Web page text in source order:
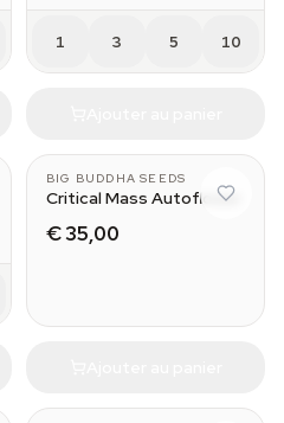
1 3 5 10
BIG BUDDHA SEEDS
Critical Mass Autoflower
€ 35,00